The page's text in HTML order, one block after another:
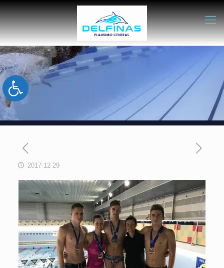
Open toolbar
2017-12-29